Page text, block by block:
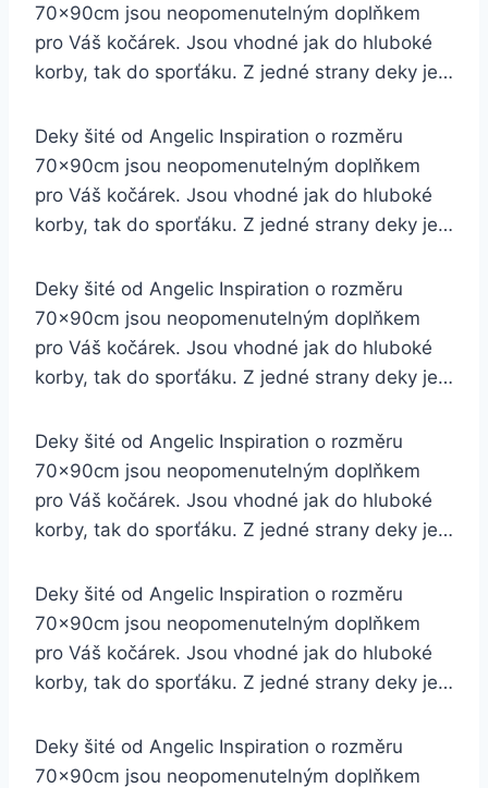
70x90cm jsou neopomenutelným doplňkem
pro Váš kočárek. Jsou vhodné jak do hluboké
korby, tak do sporťáku. Z jedné strany deky je…
Deky šité od Angelic Inspiration o rozměru
70x90cm jsou neopomenutelným doplňkem
pro Váš kočárek. Jsou vhodné jak do hluboké
korby, tak do sporťáku. Z jedné strany deky je…
Deky šité od Angelic Inspiration o rozměru
70x90cm jsou neopomenutelným doplňkem
pro Váš kočárek. Jsou vhodné jak do hluboké
korby, tak do sporťáku. Z jedné strany deky je…
Deky šité od Angelic Inspiration o rozměru
70x90cm jsou neopomenutelným doplňkem
pro Váš kočárek. Jsou vhodné jak do hluboké
korby, tak do sporťáku. Z jedné strany deky je…
Deky šité od Angelic Inspiration o rozměru
70x90cm jsou neopomenutelným doplňkem
pro Váš kočárek. Jsou vhodné jak do hluboké
korby, tak do sporťáku. Z jedné strany deky je…
Deky šité od Angelic Inspiration o rozměru
70x90cm jsou neopomenutelným doplňkem